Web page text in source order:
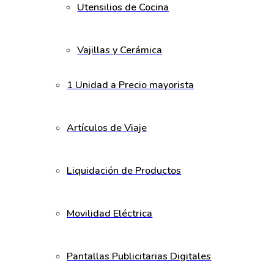
Utensilios de Cocina
Vajillas y Cerámica
1 Unidad a Precio mayorista
Artículos de Viaje
Liquidación de Productos
Movilidad Eléctrica
Pantallas Publicitarias Digitales